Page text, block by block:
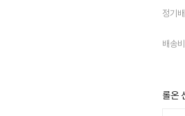
정기
배송비
롤온